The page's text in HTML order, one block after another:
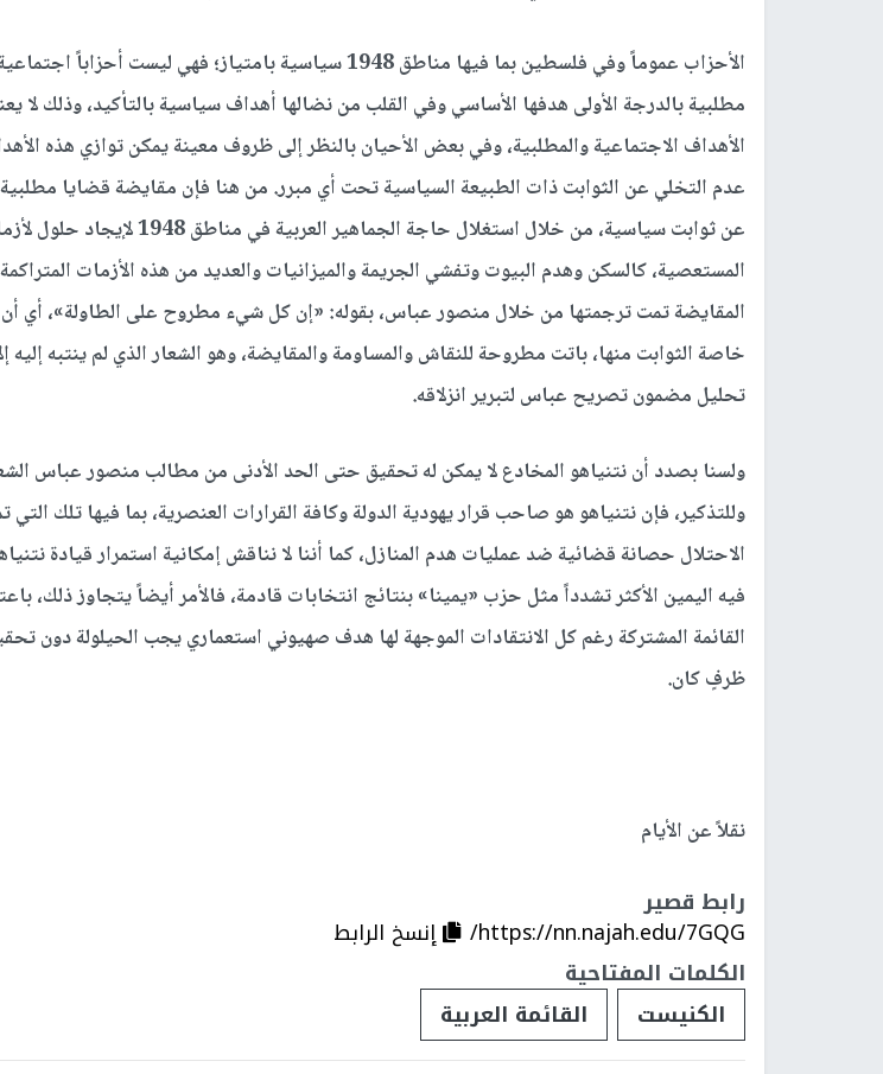
الأحزاب عموماً وفي فلسطين بما فيها مناطق 1948 سياسية بامتياز؛ فهي ليست
مطلبية بالدرجة الأولى هدفها الأساسي وفي القلب من نضالها أهداف سياسية بالتأكيد، وذلك لا
الأهداف الاجتماعية والمطلبية، وفي بعض الأحيان بالنظر إلى ظروف معينة يمكن توازي هذه
عدم التخلي عن الثوابت ذات الطبيعة السياسية تحت أي مبرر. من هنا فإن مقايضة قضايا مطلبية
عن ثوابت سياسية، من خلال استغلال حاجة الجماهير
المستعصية، كالسكن وهدم البيوت وتفشي الجريمة والميزانيات والعديد من هذه الأزمات
المقايضة تمت ترجمتها من خلال منصور عباس، بقوله: «إن كل شيء مطروح على الطاولة»، أي أن
خاصة الثوابت منها، باتت مطروحة للنقاش والمساومة والمقايضة، وهو الشعار الذي لم ينتبه إليه
تحليل مضمون تصريح عباس لتبرير انزلاقه.
ولسنا بصدد أن نتنياهو المخادع لا يمكن له تحقيق حتى الحد الأدنى من مطالب منصور عباس
وللتذكير، فإن نتنياهو هو صاحب قرار يهودية الدولة وكافة القرارات العنصرية، بما فيها تلك التي
الاحتلال حصانة قضائية ضد عمليات هدم المنازل، كما أننا لا نناقش إمكانية استمرار قيادة
فيه اليمين الأكثر تشدداً مثل حزب «يمينا» بنتائج انتخابات قادمة، فالأمر أيضاً يتجاوز ذلك،
القائمة المشتركة رغم كل الانتقادات الموجهة لها هدف صهيوني استعماري يجب الحيلولة دون
ظرفٍ كان.
نقلاً عن الأيام
رابط قصير
https://nn.najah.edu/7GQG/
إنسخ الرابط
الكلمات المفتاحية
الكنيست
القائمة العربية